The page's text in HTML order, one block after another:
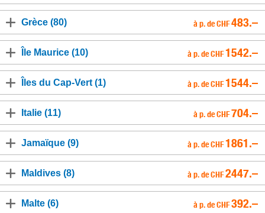
Grèce (80) à p. de CHF483.–
Île Maurice (10) à p. de CHF1542.–
Îles du Cap-Vert (1) à p. de CHF1544.–
Italie (11) à p. de CHF704.–
Jamaïque (9) à p. de CHF1861.–
Maldives (8) à p. de CHF2447.–
Malte (6) à p. de CHF392.–